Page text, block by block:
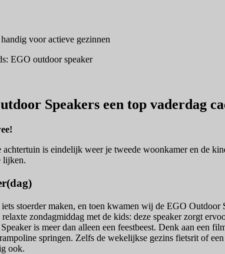
voor actieve gezinnen
Speakers een top vaderdag
achtertuin is eindelijk weer je tweede woonkamer en de
lijken.
stoerder maken, en toen kwamen wij de EGO Outdoor
zondagmiddag met de kids: deze speaker zorgt
is meer dan alleen een feestbeest. Denk aan een
springen. Zelfs de wekelijkse gezins fietsrit of
ook.